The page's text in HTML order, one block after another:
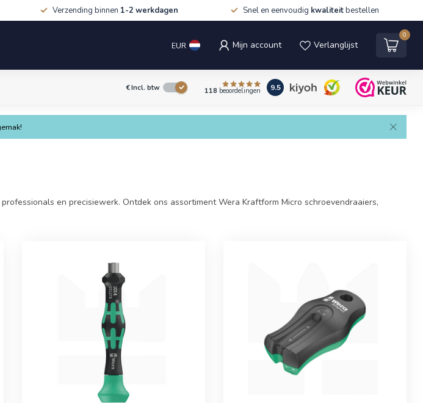
Verzending binnen 1-2 werkdagen Snel en eenvoudig kwaliteitbestellen
EUR Mijn account Verlanglijst
0
€Incl. btw 118 beoordelingen 9.5
en precisiewerk. Ontdek ons assortiment Wera Kraftform Micro schroevendraaiers,